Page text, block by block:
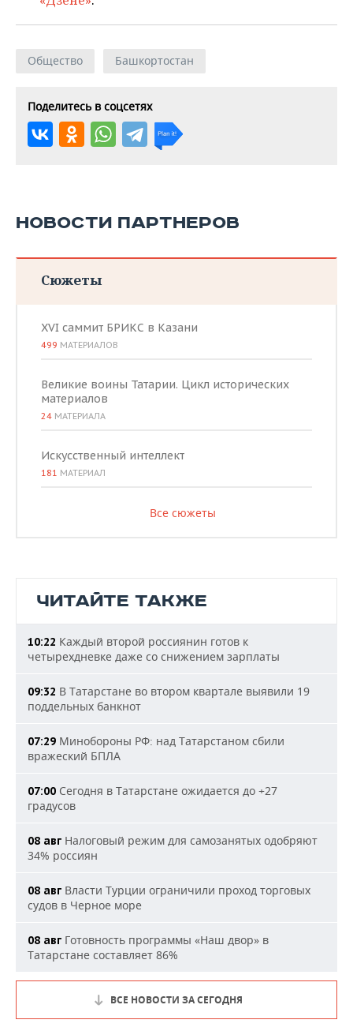
Общество Башкортостан
Поделитесь в соцсетях
НОВОСТИ ПАРТНЕРОВ
Сюжеты
XVI саммит БРИКС в Казани
499 МАТЕРИАЛОВ
Великие воины Татарии. Цикл исторических
материалов
24 МАТЕРИАЛА
Искусственный интеллект
181 МАТЕРИАЛ
Все сюжеты
ЧИТАЙТЕ ТАКЖЕ
10:22 Каждый второй россиянин готов к
четырехдневке даже со снижением зарплаты
09:32 В Татарстане во втором квартале выявили 19
поддельных банкнот
07:29 Минобороны РФ: над Татарстаном сбили
вражеский БПЛА
07:00 Сегодня в Татарстане ожидается до +27
градусов
08 авг Налоговый режим для самозанятых одобряют
34% россиян
08 авг Власти Турции ограничили проход торговых
судов в Черное море
08 авг Готовность программы «Наш двор» в
Татарстане составляет 86%
ВСЕ НОВОСТИ ЗА СЕГОДНЯ